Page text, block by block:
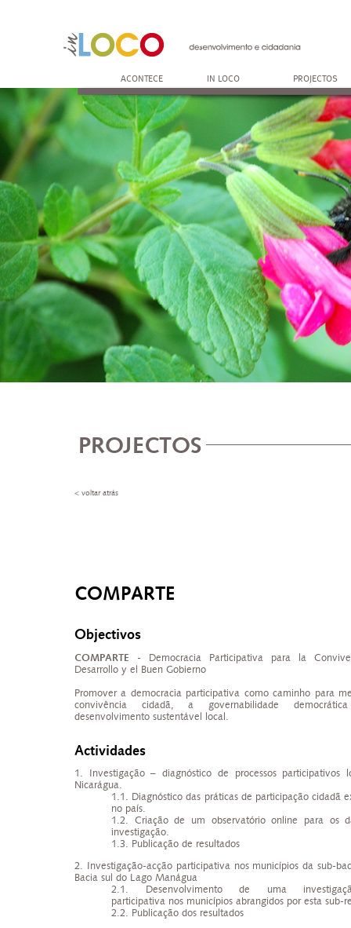
ACONTECE IN LOCO PROJECTOS
PROJECTOS
< voltar atrás
COMPARTE
Objectivos
COMPARTE - Democracia Participativa para la
Desarrollo y el Buen Gobierno
Promover a democracia participativa como caminho para
convivência cidadã, a governabilidade
desenvolvimento sustentável local.
Actividades
1. Investigação – diagnóstico de processos participativos
Nicarágua.
1.1. Diagnóstico das práticas de participação cidadã
no país.
1.2. Criação de um observatório online para os
investigação.
1.3. Publicação de resultados
2. Investigação-acção participativa nos municípios da sub-
Bacia sul do Lago Manágua
2.1. Desenvolvimento de uma
participativa nos municípios abrangidos por esta sub-
2.2. Publicação dos resultados